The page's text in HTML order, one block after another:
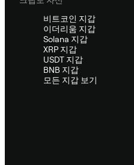
비트코인 지갑
이더리움 지갑
Solana 지갑
XRP 지갑
USDT 지갑
BNB 지갑
모든 지갑 보기